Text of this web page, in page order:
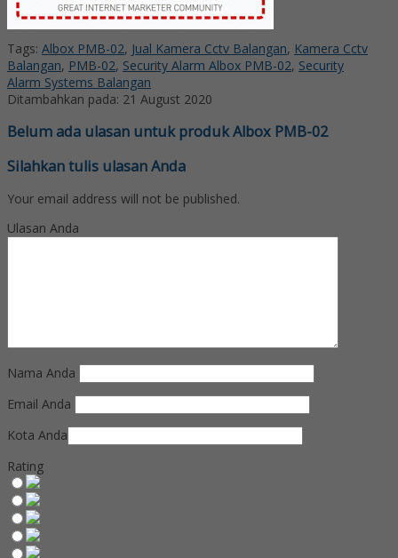
Tags: Albox PMB-02, Jual Kamera Cctv Balangan, Kamera Cctv
Balangan, PMB-02, Security Alarm Albox PMB-02, Security
Alarm Systems Balangan
Ditambahkan pada: 21 August 2020
Belum ada ulasan untuk produk Albox PMB-02
Silahkan tulis ulasan Anda
Your email address will not be published.
Ulasan Anda
Nama Anda
Email Anda
Kota Anda
Rating